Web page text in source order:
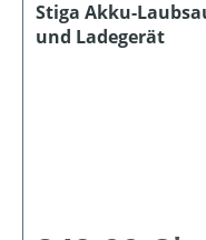
Stiga Akku-
und Ladegerät